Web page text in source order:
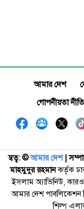
আমার দেশ
গোপনীয়তা নীতি
স্বত্ব: ©️আমার দেশ|
মাহমুদুর রহমানকর্তৃক
ইসলাম অ্যাভিনিউ,
আমার দেশ পাবলিকেশন
শিল্প